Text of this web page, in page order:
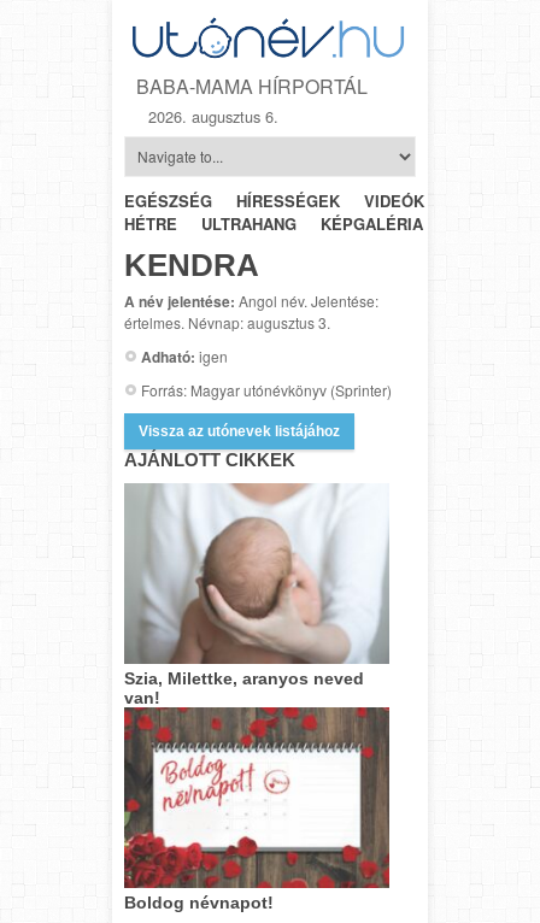
BABA-MAMA HÍRPORTÁL
2026. augusztus 6.
EGÉSZSÉG HÍRESSÉGEK VIDEÓK
HÉTRŐL-
HÉTRE
ULTRAHANG KÉPGALÉRIA
KENDRA
A név jelentése: Angol név. Jelentése:
értelmes. Névnap: augusztus 3.
Adható: igen
Forrás: Magyar utónévkönyv (Sprinter)
Vissza az utónevek listájához
AJÁNLOTT CIKKEK
Szia, Milettke, aranyos neved
van!
Boldog névnapot!